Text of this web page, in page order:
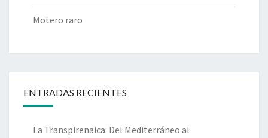
Motero raro
ENTRADAS RECIENTES
La Transpirenaica: Del Mediterráneo al